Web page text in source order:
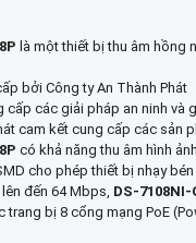
là một thiết bị thu âm hồng
bởi Công ty An Thành Phát
các giải pháp an ninh và
cam kết cung cấp các
có khả năng thu âm hình
cho phép thiết bị nhạy
đến 64 Mbps, DS-7108NI-
bị 8 cổng mạng PoE